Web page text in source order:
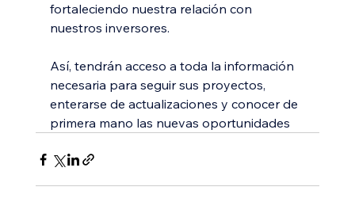
fortaleciendo nuestra relación con
nuestros inversores.
Así, tendrán acceso a toda la información
necesaria para seguir sus proyectos,
enterarse de actualizaciones y conocer de
primera mano las nuevas oportunidades